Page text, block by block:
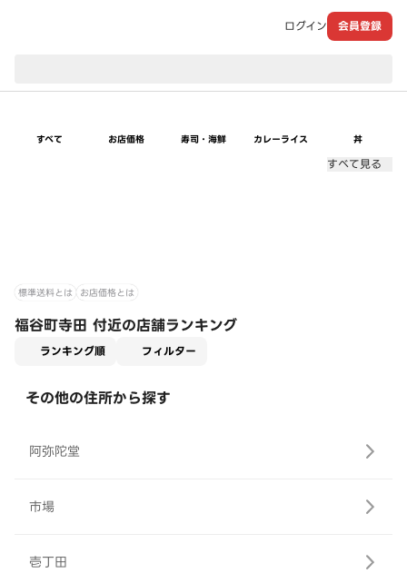
ログイン 会員登録
すべて お店価格 寿司・海鮮 カレーライス 丼
すべて見る
標準送料とは お店価格とは
福谷町寺田 付近の店舗ランキング
ランキング順 フィルター
その他の住所から探す
阿弥陀堂
市場
壱丁田